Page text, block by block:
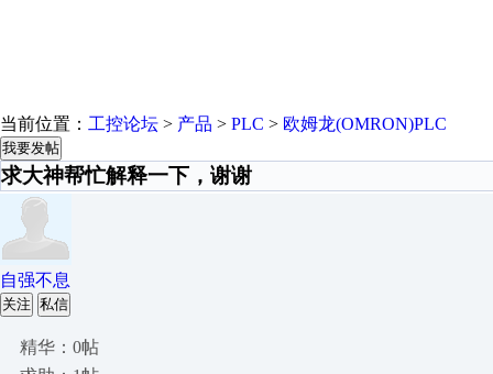
当前位置： 工控论坛 > 产品 > PLC > 欧姆龙(OMRON)PLC
我要发帖
求大神帮忙解释一下，谢谢
自强不息
关注 私信
精华：0帖